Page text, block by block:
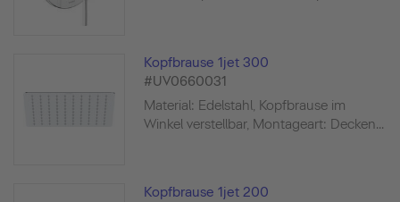
Kopfbrause 1jet 300
#UV0660031
Material: Edelstahl, Kopfbrause im
Winkel verstellbar, Montageart: Decken...
Kopfbrause 1jet 200